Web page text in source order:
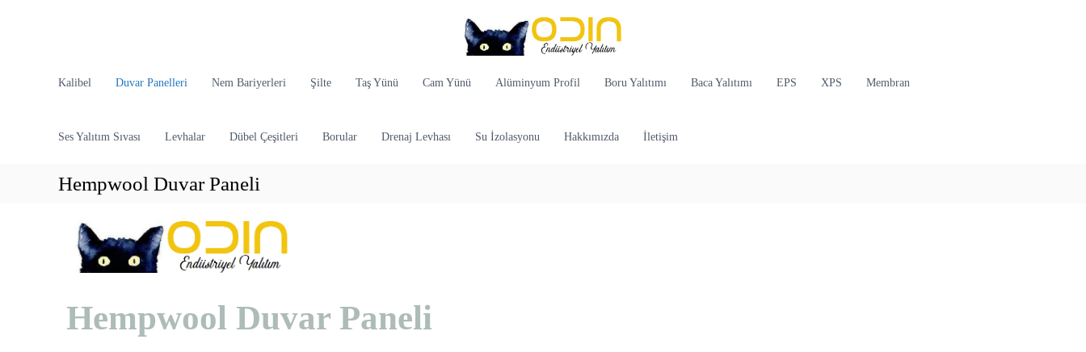
d
E
d
e
Kalibel Duvar Panelleri Nem Bariyerleri Şilte Taş Yünü Cam Yünü Alüminyum Profil Boru Yalıtımı Baca Yalıtımı EPS XPS Membran
Ses Yalıtım Sıvası Levhalar Dübel Çeşitleri Borular Drenaj Levhası Su İzolasyonu Hakkımızda İletişim
Hempwool Duvar Paneli
Hempwool Duvar Paneli